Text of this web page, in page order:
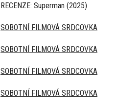
RECENZE: Superman (2025)
SOBOTNÍ FILMOVÁ SRDCOVKA
SOBOTNÍ FILMOVÁ SRDCOVKA
SOBOTNÍ FILMOVÁ SRDCOVKA
SOBOTNÍ FILMOVÁ SRDCOVKA